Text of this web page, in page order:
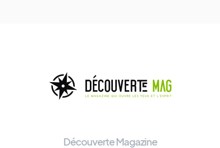
Découverte Magazine